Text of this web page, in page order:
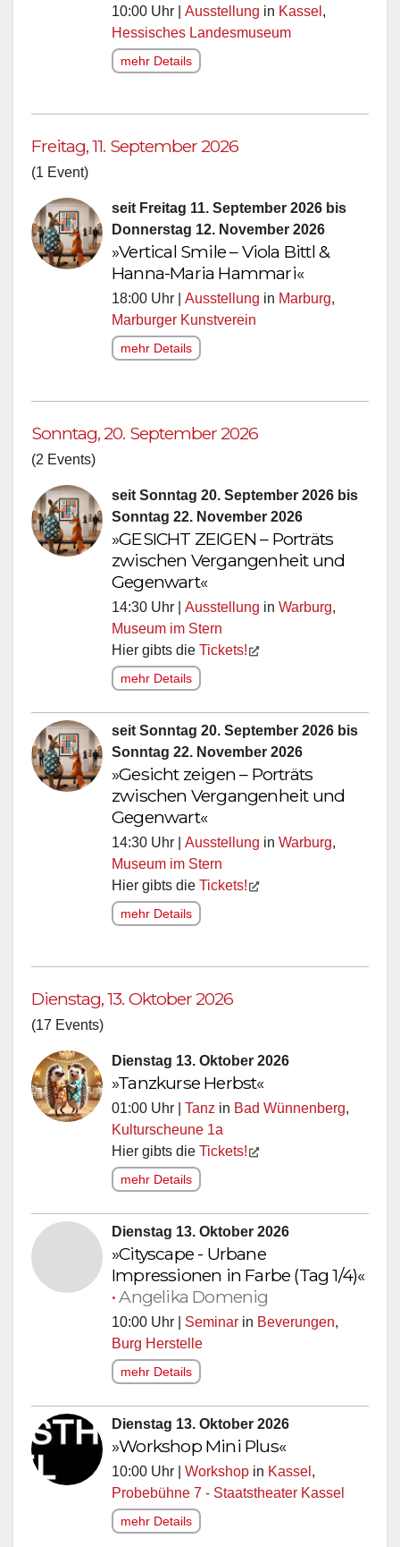
10:00 Uhr | Ausstellung in Kassel ,
Hessisches Landesmuseum
mehr Details
Freitag, 11. September 2026
(1 Event)
seit Freitag 11. September 2026 bis
Donnerstag 12. November 2026
»Vertical Smile – Viola Bittl &
Hanna-Maria Hammari«
18:00 Uhr | Ausstellung in Marburg,
Marburger Kunstverein
mehr Details
Sonntag, 20. September 2026
(2 Events)
seit Sonntag 20. September 2026 bis
Sonntag 22. November 2026
»GESICHT ZEIGEN – Porträts
zwischen Vergangenheit und
Gegenwart«
14:30 Uhr | Ausstellung in Warburg,
Museum im Stern
Hier gibts die Tickets!
mehr Details
seit Sonntag 20. September 2026 bis
Sonntag 22. November 2026
»Gesicht zeigen – Porträts
zwischen Vergangenheit und
Gegenwart«
14:30 Uhr | Ausstellung in Warburg,
Museum im Stern
Hier gibts die Tickets!
mehr Details
Dienstag, 13. Oktober 2026
(17 Events)
Dienstag 13. Oktober 2026
»Tanzkurse Herbst«
01:00 Uhr | Tanz in Bad Wünnenberg,
Kulturscheune 1a
Hier gibts die Tickets!
mehr Details
Dienstag 13. Oktober 2026
»Cityscape - Urbane
Impressionen in Farbe (Tag 1/4)«
•Angelika Domenig
10:00 Uhr | Seminar in Beverungen,
Burg Herstelle
mehr Details
Dienstag 13. Oktober 2026
»Workshop Mini Plus«
10:00 Uhr | Workshop in Kassel ,
Probebühne 7 - Staatstheater Kassel
mehr Details